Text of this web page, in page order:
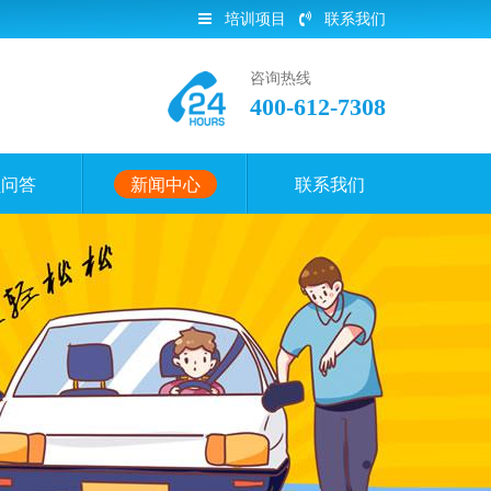
培训项目 联系我们
咨询热线
400-612-7308
答 新闻中心 联系我们